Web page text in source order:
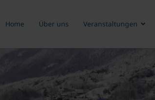
Home Über uns Veranstaltungen